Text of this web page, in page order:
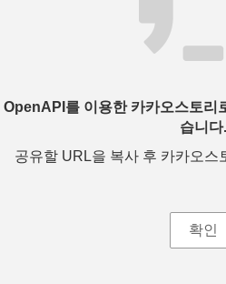
OpenAPI를 이용한 카카오스토리
습니다.
공유할 URL을 복사 후 카카오스
확인